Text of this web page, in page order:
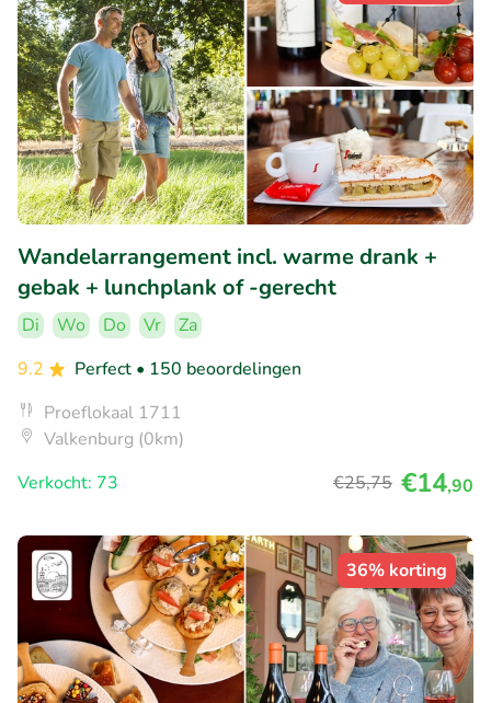
Wandelarrangement incl. warme drank +
gebak + lunchplank of -gerecht
Di Wo Do Vr
Za
9.2
Perfect • 150 beoordelingen
Proeflokaal 1711
Valkenburg (0km)
Verkocht: 73
€25,75 €14,90
36% korting